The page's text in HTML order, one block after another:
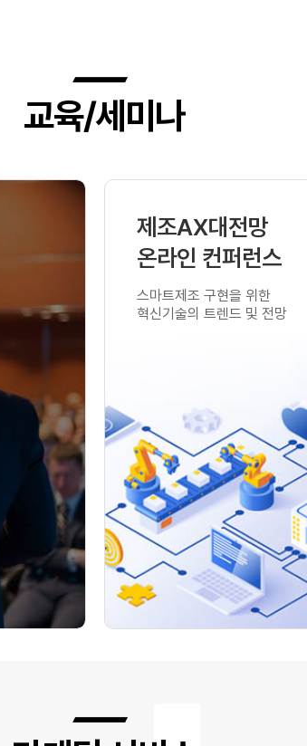
교육/세미나
제조AX대전망
온라인 컨퍼런스
스마트제조 구현을 위한
혁신기술의 트렌드 및 전망